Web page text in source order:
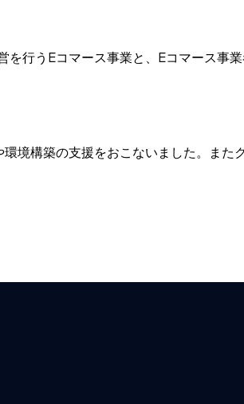
行うEコマース事業と、Eコマース事
境構築の支援をおこないました。また